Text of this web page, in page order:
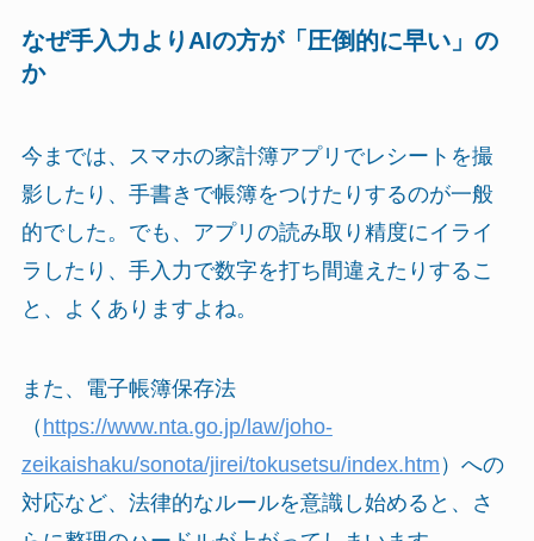
なぜ手入力よりAIの方が「圧倒的に早い」の
か
今までは、スマホの家計簿アプリでレシートを撮
影したり、手書きで帳簿をつけたりするのが一般
的でした。でも、アプリの読み取り精度にイライ
ラしたり、手入力で数字を打ち間違えたりするこ
と、よくありますよね。
また、電子帳簿保存法
（ https://www.nta.go.jp/law/joho-
zeikaishaku/sonota/jirei/tokusetsu/index.htm ）への
対応など、法律的なルールを意識し始めると、さ